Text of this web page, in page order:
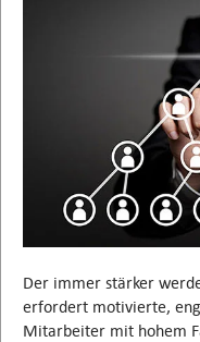
Der immer stärker
erfordert motivierte,
Mitarbeiter mit hohem